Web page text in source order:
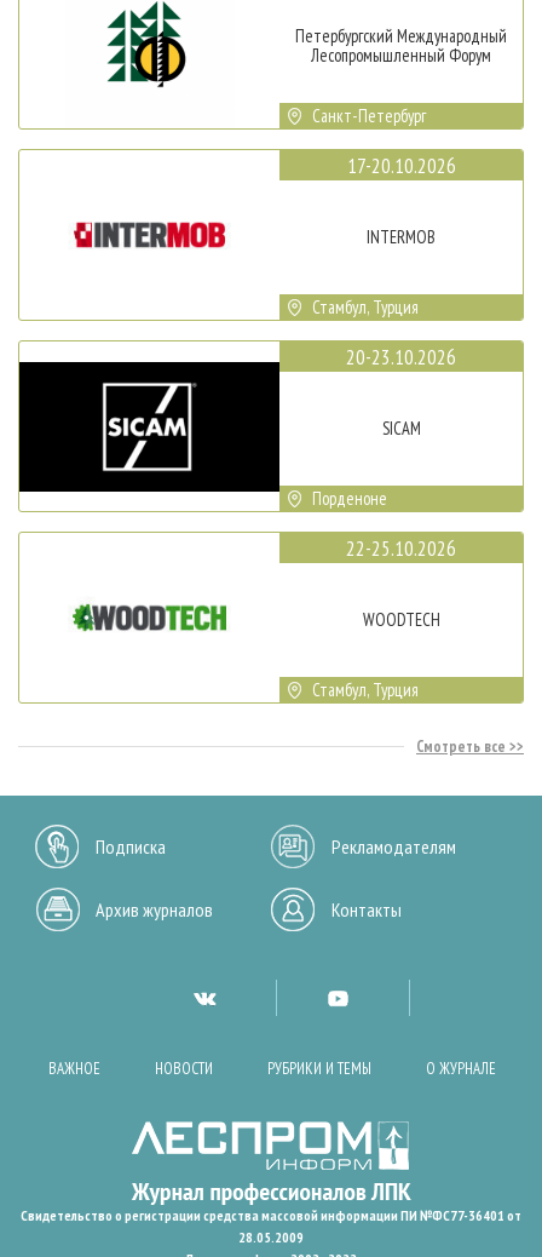
Петербургский Международный
Лесопромышленный Форум
Санкт-Петербург
17-20.10.2026
INTERMOB
Стамбул, Турция
20-23.10.2026
SICAM
Порденоне
22-25.10.2026
WOODTECH
Стамбул, Турция
Смотреть все
Подписка Рекламодателям
Архив журналов Контакты
ВАЖНОЕ НОВОСТИ РУБРИКИ И ТЕМЫ О ЖУРНАЛЕ
Свидетельство о регистрации средства массовой информации ПИ №ФС77-36401 от
28.05.2009